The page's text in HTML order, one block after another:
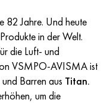
Jahre. Und heute
in der Welt.
die Luft- und
VSMPO-AVISMA ist
Barren aus Titan.
um die